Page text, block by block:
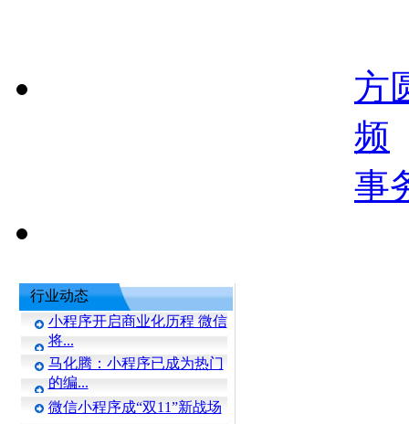
方
频
事
行业动态
小程序开启商业化历程 微信
将...
马化腾：小程序已成为热门
的编...
微信小程序成“双11”新战场